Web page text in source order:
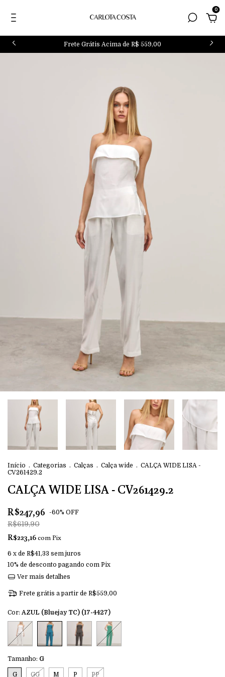
0
Frete Grátis Acima de R$ 559,00
Início . Categorias . Calças . Calça wide . CALÇA WIDE LISA -
CV261429.2
CALÇA WIDE LISA - CV261429.2
R$247,96 -60% OFF
R$619,90
R$223,16comPix
6 x de R$41,33 sem juros
10% de desconto pagando com Pix
Ver mais detalhes
Frete grátis a partir de R$559,00
Cor: AZUL (Bluejay TC) (17-4427)
Tamanho: G
G GG M P PP